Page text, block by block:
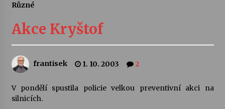
Sukuba Ensemble
4. 8. 2026
Vernisáž výstavy Josefíny Duškové: Stávám se
kapkou
Různé
Akce Kryštof
frantisek 1. 10. 2003 2
V pondělí spustila policie velkou preventivní akci na
silnicích.